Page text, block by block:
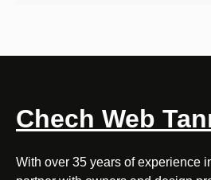
Chech Web
With over 35 years of experience